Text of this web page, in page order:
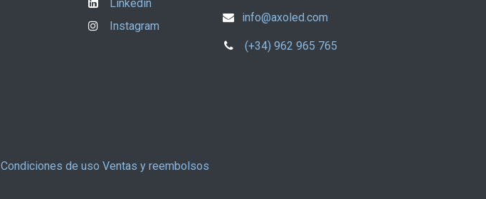
Linkedin
Instagram
info@axoled.com
(+34) 962 965 765
Condiciones de uso Ventas y reembolsos